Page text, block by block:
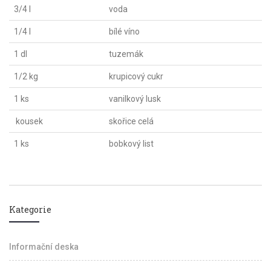
3/4 l voda
1/4 l bílé víno
1 dl tuzemák
1/2 kg krupicový cukr
1 ks vanilkový lusk
kousek skořice celá
1 ks bobkový list
Kategorie
Informační deska